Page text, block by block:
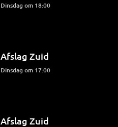
dinsdag om 18:00
Afslag Zuid
dinsdag om 17:00
Afslag Zuid